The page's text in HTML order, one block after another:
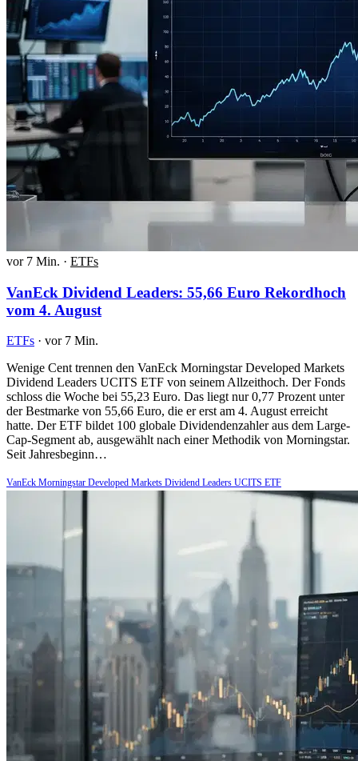
vor 7 Min. · ETFs
VanEck Dividend Leaders: 55,66 Euro Rekordhoch
vom 4. August
ETFs · vor 7 Min.
Wenige Cent trennen den VanEck Morningstar Developed Markets
Dividend Leaders UCITS ETF von seinem Allzeithoch. Der Fonds
schloss die Woche bei 55,23 Euro. Das liegt nur 0,77 Prozent unter
der Bestmarke von 55,66 Euro, die er erst am 4. August erreicht
hatte. Der ETF bildet 100 globale Dividendenzahler aus dem Large-
Cap-Segment ab, ausgewählt nach einer Methodik von Morningstar.
Seit Jahresbeginn…
VanEck Morningstar Developed Markets Dividend Leaders UCITS ETF